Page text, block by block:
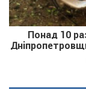
Понад 10